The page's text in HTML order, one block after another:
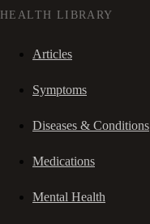
HEALTH LIBRARY
Articles
Symptoms
Diseases & Conditions
Medications
Mental Health